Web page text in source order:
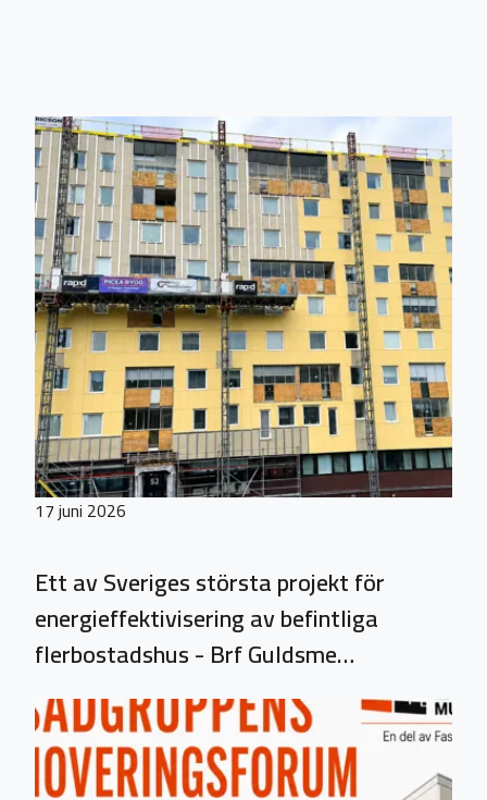
17 juni 2026
Ett av Sveriges största projekt för
energieffektivisering av befintliga
flerbostadshus - Brf Guldsme…